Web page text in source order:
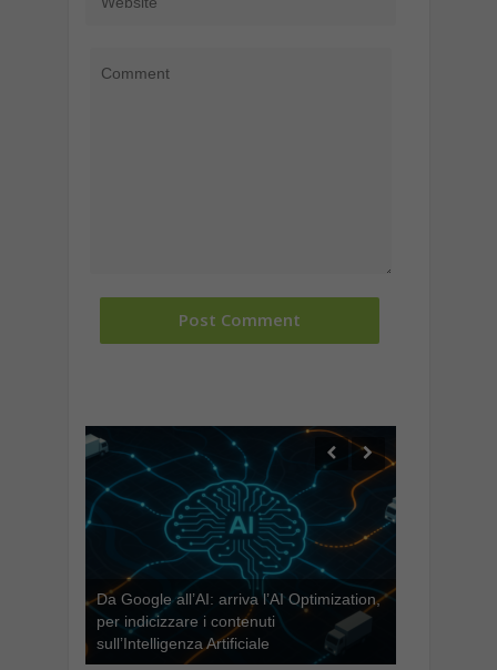
Da Google all’AI: arriva l’AI Optimization,
per indicizzare i contenuti
sull’Intelligenza Artificiale